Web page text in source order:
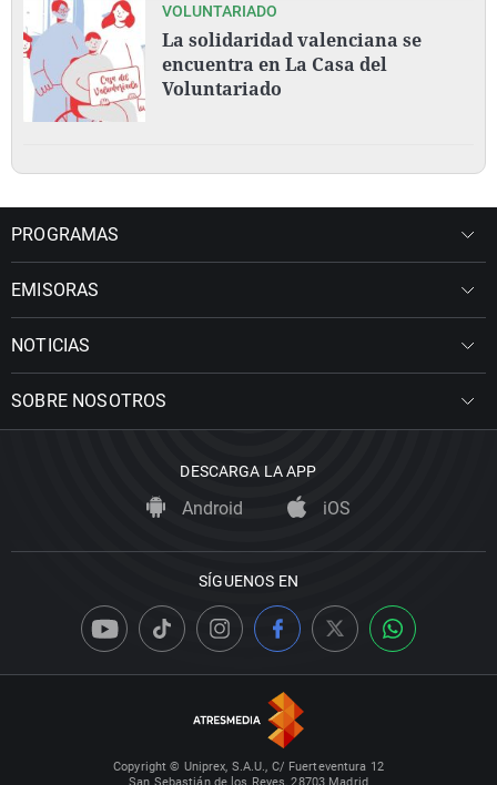
VOLUNTARIADO
La solidaridad valenciana se
encuentra en La Casa del
Voluntariado
PROGRAMAS
EMISORAS
NOTICIAS
SOBRE NOSOTROS
DESCARGA LA APP
Android iOS
SÍGUENOS EN
Copyright © Uniprex, S.A.U., C/ Fuerteventura 12
San Sebastián de los Reyes, 28703 Madrid